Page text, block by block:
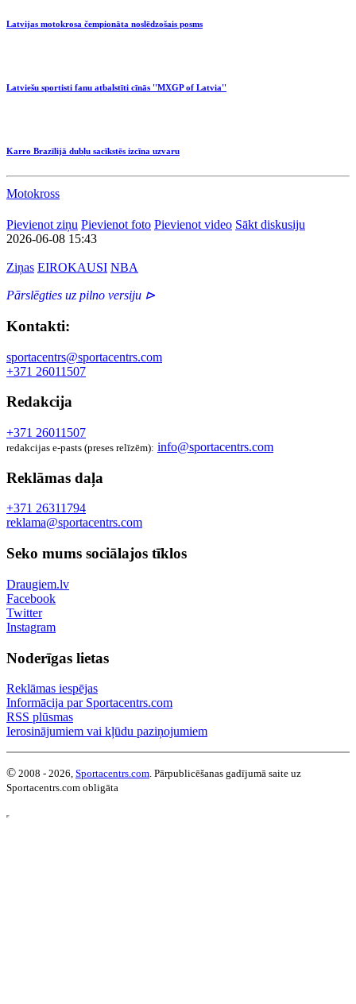
Latvijas motokrosa čempionāta noslēdzošais posms
Latviešu sportisti fanu atbalstīti cīnās ''MXGP of Latvia''
Karro Brazīlijā dubļu sacīkstēs izcīna uzvaru
Motokross
Pievienot ziņu Pievienot foto Pievienot video Sākt diskusiju
2026-06-08 15:43
Ziņas EIROKAUSI NBA
Pārslēgties uz pilno versiju ⊳
Kontakti:
sportacentrs@sportacentrs.com
+371 26011507
Redakcija
+371 26011507
redakcijas e-pasts (preses relīzēm): info@sportacentrs.com
Reklāmas daļa
+371 26311794
reklama@sportacentrs.com
Seko mums sociālajos tīklos
Draugiem.lv
Facebook
Twitter
Instagram
Noderīgas lietas
Reklāmas iespējas
Informācija par Sportacentrs.com
RSS plūsmas
Ierosinājumiem vai kļūdu paziņojumiem
© 2008 - 2026, Sportacentrs.com. Pārpublicēšanas gadījumā saite uz
Sportacentrs.com obligāta